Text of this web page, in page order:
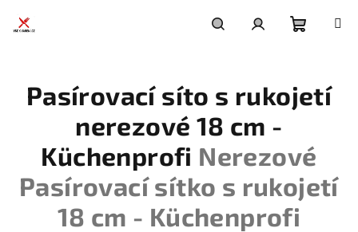
košík
Pasírovací síto s rukojetí
nerezové 18 cm -
Küchenprofi Nerezové
Pasírovací sítko s rukojetí
18 cm - Küchenprofi